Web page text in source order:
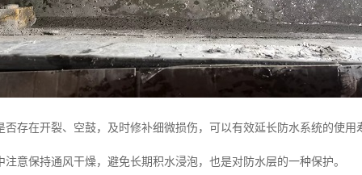
否存在开裂、空鼓，及时修补细微损伤，可以有效延长防水系统的使用
注意保持通风干燥，避免长期积水浸泡，也是对防水层的一种保护。